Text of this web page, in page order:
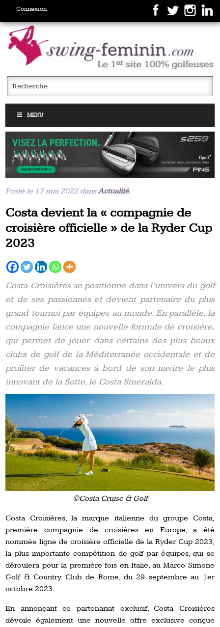
Connexion
MENU
Posté le 17 mai 2022 dansActualité.
Costa devient la « compagnie de
croisière officielle » de la Ryder Cup
2023
Costa Croisières se positionne dans l’univers du golf
et de ses passionnés et devient partenaire du plus
grand tournoi par équipes au monde. En parallèle, la
compagnie lance une nouvelle formule de croisière,
qui permet de jouer dans certains des plus beaux
clubs de golf de la Méditerranée occidentale et de
profiter de vacances à bord de son navire le plus
innovant de la flotte, le Costa Smeralda.
©Costa Cruise & Golf
Costa Croisières, la marque italienne du groupe Costa,
première compagnie de croisières en Europe, a été
nommée ligne de croisière officielle de la Ryder Cup 2023,
la plus importante compétition de golf par équipes, qui se
déroulera pour la première fois en Italie, au Marco Simone
Golf & Country Club de Rome, du 29 septembre au 1er
octobre 2023.
En annonçant ce partenariat exclusif, Costa Croisières
dévoile également une nouvelle offre exclusive conçue